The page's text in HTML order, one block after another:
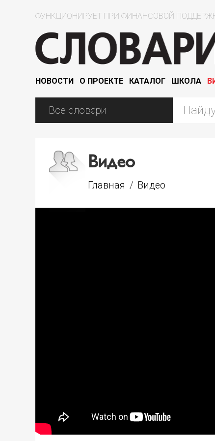
ФУНКЦИОНИРУЕТ ПРИ ФИНАНСОВОЙ
НОВОСТИ О ПРОЕКТЕ КАТАЛОГ ШКОЛА
Видео
Главная / Видео